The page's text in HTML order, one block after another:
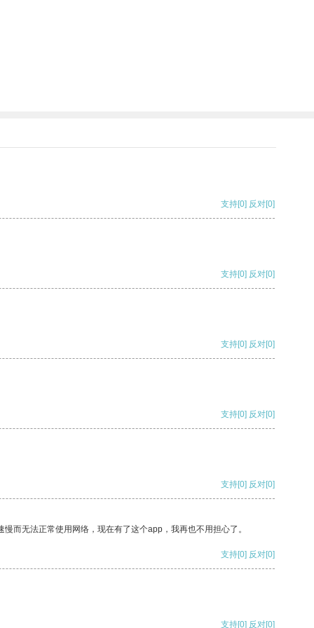
支持[0] 反对[0]
支持[0] 反对[0]
支持[0] 反对[0]
支持[0] 反对[0]
支持[0] 反对[0]
而无法正常使用网络，现在有了这个app，我再也不用担心了。
支持[0] 反对[0]
支持[0] 反对[0]